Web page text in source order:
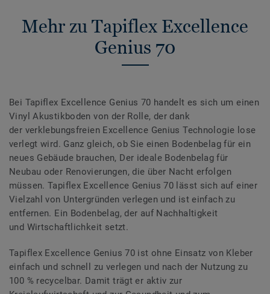
Mehr zu Tapiflex Excellence
Genius 70
Bei Tapiflex Excellence Genius 70 handelt es sich um einen
Vinyl Akustikboden von der Rolle, der dank
der verklebungsfreien Excellence Genius Technologie lose
verlegt wird. Ganz gleich, ob Sie einen Bodenbelag für ein
neues Gebäude brauchen, Der ideale Bodenbelag für
Neubau oder Renovierungen, die über Nacht erfolgen
müssen. Tapiflex Excellence Genius 70 lässt sich auf einer
Vielzahl von Untergründen verlegen und ist einfach zu
entfernen. Ein Bodenbelag, der auf Nachhaltigkeit
und Wirtschaftlichkeit setzt.
Tapiflex Excellence Genius 70 ist ohne Einsatz von Kleber
einfach und schnell zu verlegen und nach der Nutzung zu
100 % recycelbar. Damit trägt er aktiv zur